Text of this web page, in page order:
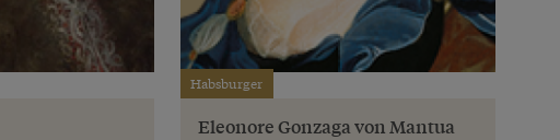
Habsburger
Eleonore Gonzaga von Mantua